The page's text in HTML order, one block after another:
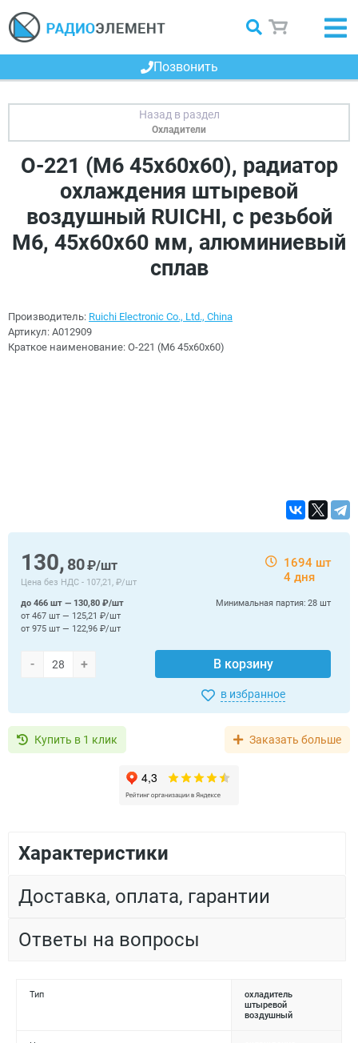
Позвонить
Охладители
О-221 (М6 45х60х60), радиатор
охлаждения штыревой
воздушный RUICHI, с резьбой
М6, 45х60х60 мм, алюминиевый
сплав
Производитель: Ruichi Electronic Co., Ltd., China
Артикул: A012909
Краткое наименование: О-221 (М6 45х60х60)
130, 80₽/шт
Цена без НДС - 107,21, ₽/шт
1694 шт
4 дня
- + В корзину
Минимальная партия: 28 шт
до 466 шт — 130,80 ₽/шт
от 467 шт — 125,21 ₽/шт
от 975 шт — 122,96 ₽/шт
в избранное
Купить в 1 клик Заказать больше
Характеристики
Доставка, оплата, гарантии
Ответы на вопросы
Тип
охладитель
штыревой
воздушный